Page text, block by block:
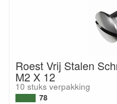
Roest Vrij Stalen
M2 X 12
10 stuks verpakking
78